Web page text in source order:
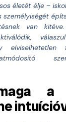
életét élje –
személyiségét
van
a